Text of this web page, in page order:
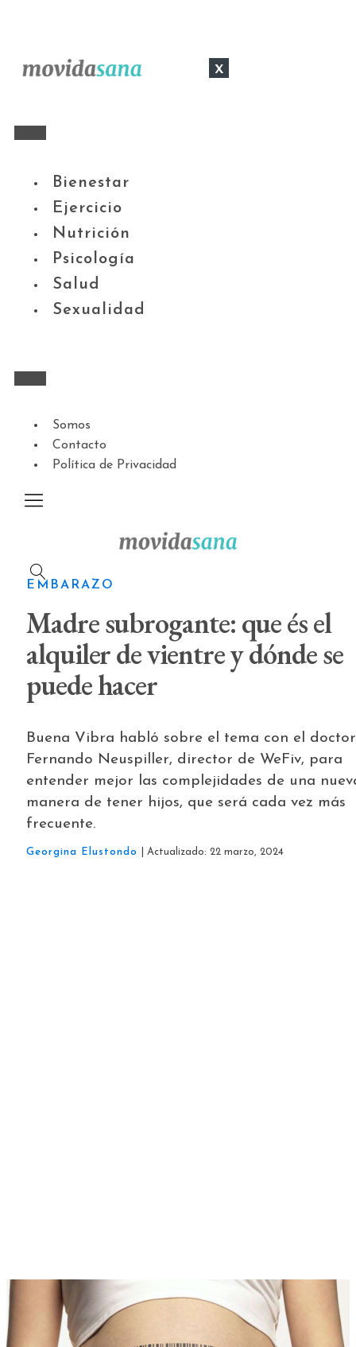
x
Bienestar
Ejercicio
Nutrición
Psicología
Salud
Sexualidad
Somos
Contacto
Política de Privacidad
EMBARAZO
Madre subrogante: que és el
alquiler de vientre y dónde se
puede hacer
Buena Vibra habló sobre el tema con el doctor
Fernando Neuspiller, director de WeFiv, para
entender mejor las complejidades de una
manera de tener hijos, que será cada vez más
frecuente.
Georgina Elustondo | Actualizado: 22 marzo, 2024